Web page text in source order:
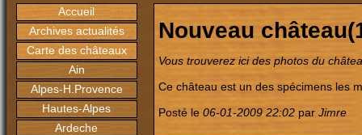
Accueil
Archives actualités
Carte des châteaux
Ain
Alpes-H.Provence
Hautes-Alpes
Ardeche
Nouveau
Vous trouverez ici des photos du
Ce château est un des spécimens les
Posté le 06-01-2009 22:02 par Jimre